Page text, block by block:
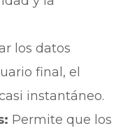
los datos
final, el
instantáneo.
Permite que los